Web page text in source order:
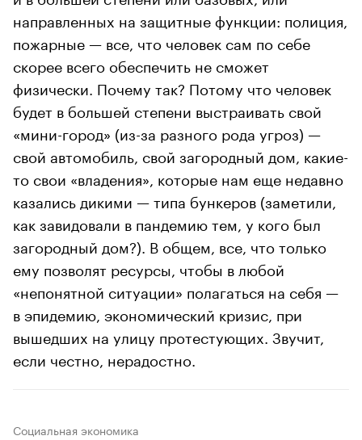
направленных на защитные функции: полиция,
пожарные — все, что человек сам по себе
скорее всего обеспечить не сможет
физически. Почему так? Потому что человек
будет в большей степени выстраивать свой
«мини-город» (из-за разного рода угроз) —
свой автомобиль, свой загородный дом, какие-
то свои «владения», которые нам еще недавно
казались дикими — типа бункеров (заметили,
как завидовали в пандемию тем, у кого был
загородный дом?). В общем, все, что только
ему позволят ресурсы, чтобы в любой
«непонятной ситуации» полагаться на себя —
в эпидемию, экономический кризис, при
вышедших на улицу протестующих. Звучит,
если честно, нерадостно.
Социальная экономика